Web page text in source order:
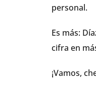
personal.
Es más:
cifra en
¡Vamos,